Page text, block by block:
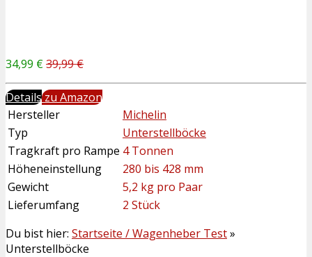
34,99 €39,99 €
Detailszu Amazon
Hersteller
Michelin
Typ
Unterstellböcke
Tragkraft pro Rampe 4 Tonnen
Höheneinstellung
280 bis 428 mm
Gewicht
5,2 kg pro Paar
Lieferumfang
2 Stück
Du bist hier: Startseite / Wagenheber Test»
Unterstellböcke